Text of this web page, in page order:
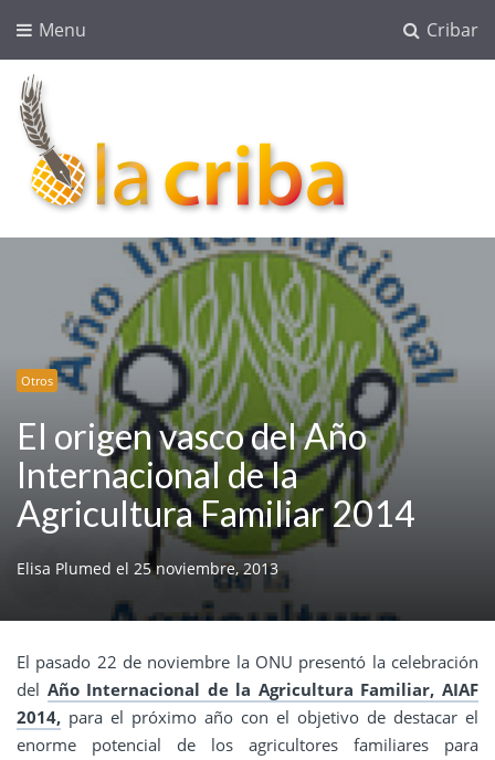
Cribar
Menu
lacriba.net
blog agroalimentario
Otros
El origen vasco del Año
Internacional de la
Agricultura Familiar 2014
Elisa Plumed el 25 noviembre, 2013
El pasado 22 de noviembre la ONU presentó la celebración
del Año Internacional de la Agricultura Familiar, AIAF
2014, para el próximo año con el objetivo de destacar el
enorme potencial de los agricultores familiares para